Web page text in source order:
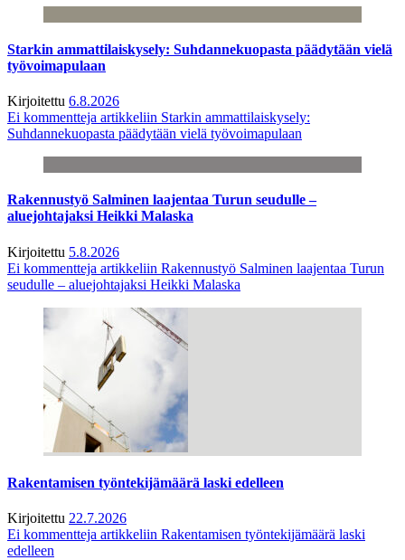
Starkin ammattilaiskysely: Suhdannekuopasta päädytään vielä
työvoimapulaan
Kirjoitettu 6.8.2026
Ei kommentteja artikkeliin Starkin ammattilaiskysely:
Suhdannekuopasta päädytään vielä työvoimapulaan
Rakennustyö Salminen laajentaa Turun seudulle –
aluejohtajaksi Heikki Malaska
Kirjoitettu 5.8.2026
Ei kommentteja artikkeliin Rakennustyö Salminen laajentaa Turun
seudulle – aluejohtajaksi Heikki Malaska
Rakentamisen työntekijämäärä laski edelleen
Kirjoitettu 22.7.2026
Ei kommentteja artikkeliin Rakentamisen työntekijämäärä laski
edelleen